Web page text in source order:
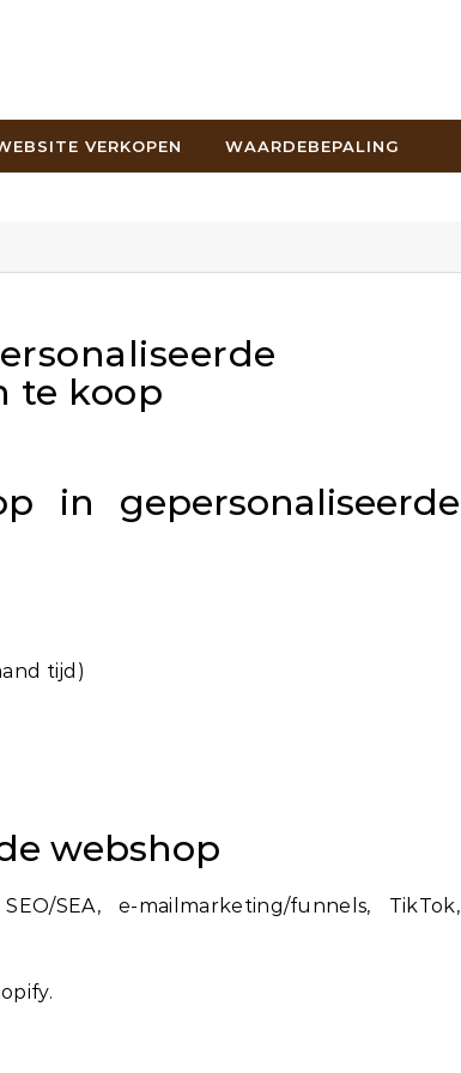
VERKOPEN WAARDEBEPALING
te koop
in gepersonaliseerde
tijd)
webshop
SEA, e-mailmarketing/funnels, TikTok,